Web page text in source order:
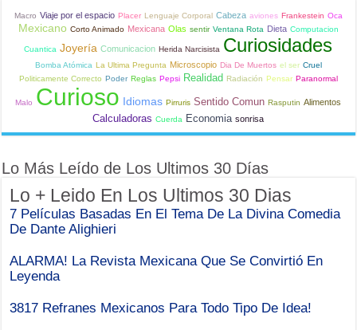
Macro Viaje por el espacio Placer Lenguaje Corporal Cabeza aviones Frankestein Oca
Mexicano Corto Animado Mexicana Olas sentir Ventana Rota Dieta Computacion
Cuantica Joyería Comunicacion Herida Narcisista Curiosidades
Bomba Atómica La Ultima Pregunta Microscopio Dia De Muertos el ser Cruel
Politicamente Correcto Poder Reglas Pepsi Realidad Radiación Pensar Paranormal
Malo Curioso Idiomas Pirruris Sentido Comun Rasputin Alimentos
Calculadoras Cuerda Economia sonrisa
Lo Más Leído de Los Ultimos 30 Días
Lo + Leido En Los Ultimos 30 Dias
7 Películas Basadas En El Tema De La Divina Comedia
De Dante Alighieri
ALARMA! La Revista Mexicana Que Se Convirtió En
Leyenda
3817 Refranes Mexicanos Para Todo Tipo De Idea!